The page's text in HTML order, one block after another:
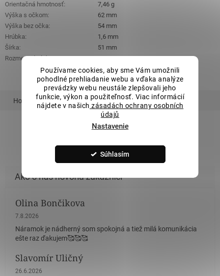
Používame cookies, aby sme Vám umožnili
pohodlné prehliadanie webu a vďaka analýze
prevádzky webu neustále zlepšovali jeho
funkcie, výkon a použiteľnosť. Viac informácií
nájdete v našich zásadách ochrany osobních
údajů
Nastavenie
Súhlasím
Orientačná hmotnosť:
7,46 g
Výška s očkom:
62 mm
Výška bez očka:
54 mm
Hrúbka:
1,6 mm
Šírka:
51 mm
Rozmery obrázku: 23 mm x 23 mm
Hodnotenie Podobný tovar Súvisiaci tovar
Olina Bončikova
Hodnotenie obchodu je 5 z 5 hviezdičiek.
7.8.2026
Náramok je nádherný som spokojná a tiež milá komunikácia
ešte raz ďakujem🥰🥰🥰
Slavomír Uličný
Hodnotenie obchodu je 5 z 5 hviezdičiek.
26.6.2026